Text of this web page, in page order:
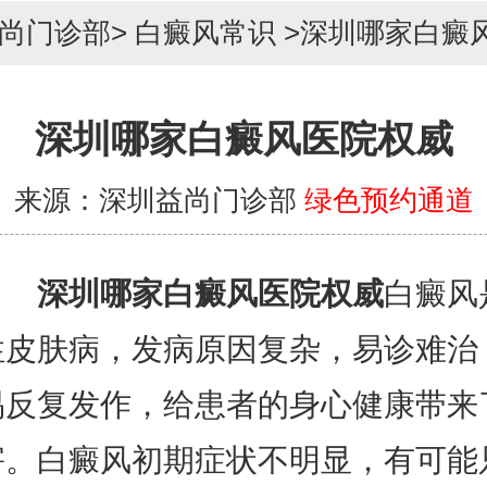
门诊部> 白癜风常识 >深圳哪家白癜
深圳哪家白癜风医院权威
来源：深圳益尚门诊部 绿色预约通道
深圳哪家白癜风医院权威白癜风
肤病，发病原因复杂，易诊难治
复发作，给患者的身心健康带来
白癜风初期症状不明显，有可能